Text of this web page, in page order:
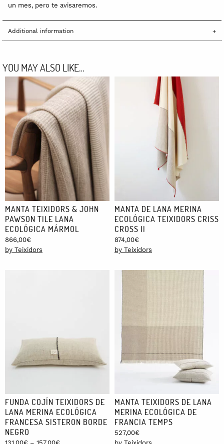
un mes, pero te avisaremos.
Additional information
YOU MAY ALSO LIKE…
MANTA TEIXIDORS & JOHN
PAWSON TILE LANA
ECOLÓGICA MÁRMOL
866,00€
by Teixidors
MANTA DE LANA MERINA
ECOLÓGICA TEIXIDORS CRISS
CROSS II
874,00€
by Teixidors
FUNDA COJÍN TEIXIDORS DE
LANA MERINA ECOLÓGICA
FRANCESA SISTERON BORDE
NEGRO
Price
MANTA TEIXIDORS DE LANA
MERINA ECOLÓGICA DE
FRANCIA TEMPS
527,00€